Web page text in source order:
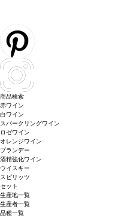
商品検索
赤ワイン
白ワイン
スパークリングワイン
ロゼワイン
オレンジワイン
ブランデー
酒精強化ワイン
ウイスキー
スピリッツ
セット
生産地一覧
生産者一覧
品種一覧